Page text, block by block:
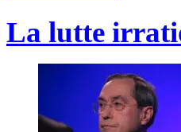
La lutte